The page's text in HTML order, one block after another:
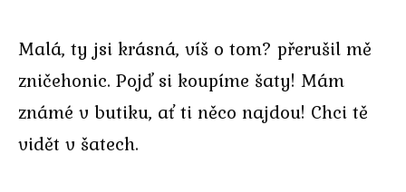
Malá, ty jsi krásná, víš o tom? přerušil mě
zničehonic. Pojď si koupíme šaty! Mám
známé v butiku, ať ti něco najdou! Chci tě
vidět v šatech.